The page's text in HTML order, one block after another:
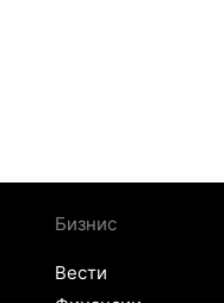
Бизнис
Вести